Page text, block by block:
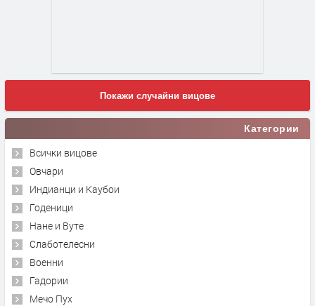
Покажи случайни вицове
Категории
Всички вицове
Овчари
Индианци и Каубои
Годеници
Нане и Вуте
Слаботелесни
Военни
Гадории
Мечо Пух